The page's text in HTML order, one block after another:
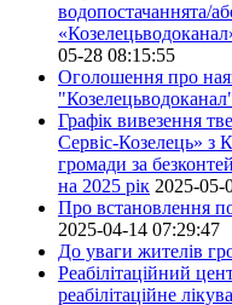
водопостачаннята/
05-28 08:15:55
Оголошення про
Графік вивезення
Сервіс-Козелець» з
громади за
на 2025 рік 2025-05-
Про встановлення
2025-04-14 07:29:47
До уваги жителів
Реабілітаційний
реабілітаційне